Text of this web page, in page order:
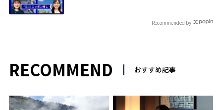
Recommended by
RECOMMEND おすすめ記事